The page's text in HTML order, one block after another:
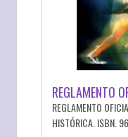
REGLAMENTO
REGLAMENTO
HISTÓRICA. ISBN.